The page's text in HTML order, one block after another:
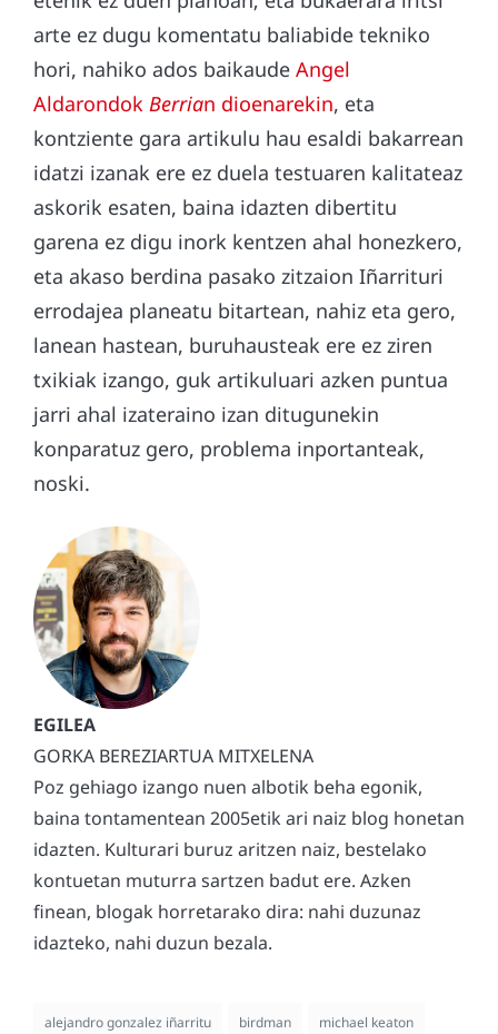
arte ez dugu komentatu baliabide tekniko
hori, nahiko ados baikaude Angel
Aldarondok Berrian dioenarekin, eta
kontziente gara artikulu hau esaldi bakarrean
idatzi izanak ere ez duela testuaren kalitateaz
askorik esaten, baina idazten dibertitu
garena ez digu inork kentzen ahal honezkero,
eta akaso berdina pasako zitzaion Iñarrituri
errodajea planeatu bitartean, nahiz eta gero,
lanean hastean, buruhausteak ere ez ziren
txikiak izango, guk artikuluari azken puntua
jarri ahal izateraino izan ditugunekin
konparatuz gero, problema inportanteak,
noski.
GORKA BEREZIARTUA MITXELENA
Poz gehiago izango nuen albotik beha egonik,
baina tontamentean 2005etik ari naiz blog honetan
idazten. Kulturari buruz aritzen naiz, bestelako
kontuetan muturra sartzen badut ere. Azken
finean, blogak horretarako dira: nahi duzunaz
idazteko, nahi duzun bezala.
alejandro gonzalez iñarritu birdman michael keaton